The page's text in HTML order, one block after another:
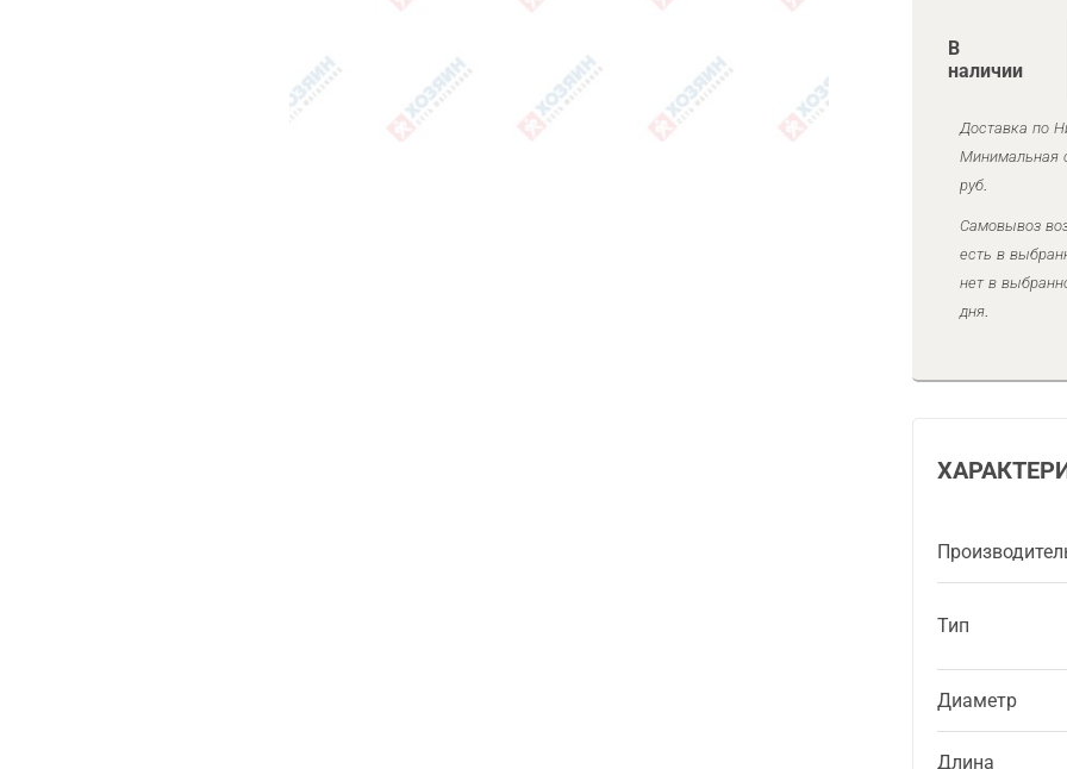
В
наличии
Доставка по
Минимальная
руб.
Самовывоз
есть в
нет в
дня.
Тип
Диаметр
Длина